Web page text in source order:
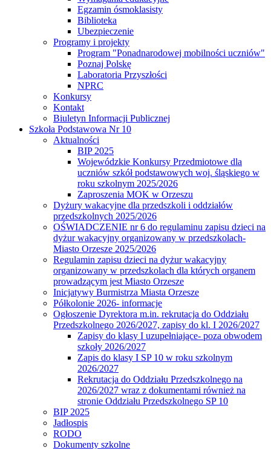
Egzamin ósmoklasisty
Biblioteka
Ubezpieczenie
Programy i projekty
Program "Ponadnarodowej mobilności uczniów"
Poznaj Polskę
Laboratoria Przyszłości
NPRC
Konkursy
Kontakt
Biuletyn Informacji Publicznej
Szkoła Podstawowa Nr 10
Aktualności
BIP 2025
Wojewódzkie Konkursy Przedmiotowe dla
uczniów szkół podstawowych woj. śląskiego w
roku szkolnym 2025/2026
Zaproszenia MOK w Orzeszu
Dyżury wakacyjne dla przedszkoli i oddziałów
przedszkolnych 2025/2026
OŚWIADCZENIE nr 6 do regulaminu zapisu dzieci na
dyżur wakacyjny organizowany w przedszkolach-
Miasto Orzesze 2025/2026
Regulamin zapisu dzieci na dyżur wakacyjny
organizowany w przedszkolach dla których organem
prowadzącym jest Miasto Orzesze
Inicjatywy Burmistrza Miasta Orzesze
Półkolonie 2026- informacje
Ogłoszenie Dyrektora m.in. rekrutacja do Oddziału
Przedszkolnego 2026/2027, zapisy do kl. I 2026/2027
Zapisy do klasy I uzupełniające- poza obwodem
szkoły 2026/2027
Zapis do klasy I SP 10 w roku szkolnym
2026/2027
Rekrutacja do Oddziału Przedszkolnego na
2026/2027 wraz z dokumentami również na
stronie Oddziału Przedszkolnego SP 10
BIP 2025
Jadłospis
RODO
Dokumenty szkolne